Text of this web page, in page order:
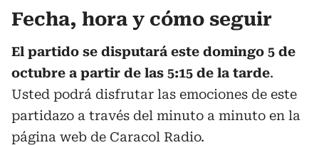
Fecha, hora y cómo seguir
El partido se disputará este domingo 5 de
octubre a partir de las 5:15 de la tarde.
Usted podrá disfrutar las emociones de este
partidazo a través del minuto a minuto en la
página web de Caracol Radio.